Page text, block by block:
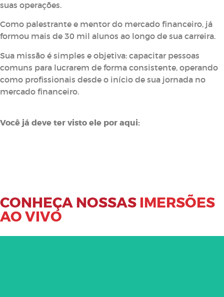
suas operações.
Como palestrante e mentor do mercado financeiro, já
formou mais de 30 mil alunos ao longo de sua carreira.
Sua missão é simples e objetiva: capacitar pessoas
comuns para lucrarem de forma consistente, operando
como profissionais desde o início de sua jornada no
mercado financeiro.
Você já deve ter visto ele por aqui:
CONHEÇA NOSSAS IMERSÕES
AO VIVO